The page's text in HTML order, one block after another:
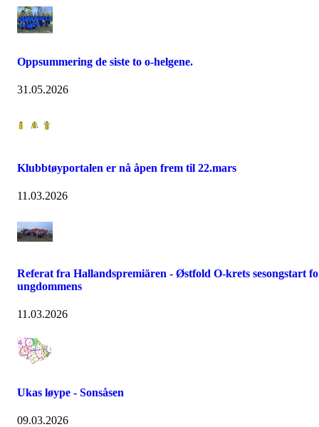
Oppsummering de siste to o-helgene.
31.05.2026
Klubbtøyportalen er nå åpen frem til 22.mars
11.03.2026
Referat fra Hallandspremiären - Østfold O-krets sesongstart
ungdommens
11.03.2026
Ukas løype - Sonsåsen
09.03.2026